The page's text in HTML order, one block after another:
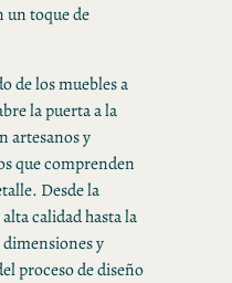
un toque de
de los muebles a
la puerta a la
artesanos y
que comprenden
Desde la
calidad hasta la
y
proceso de diseño